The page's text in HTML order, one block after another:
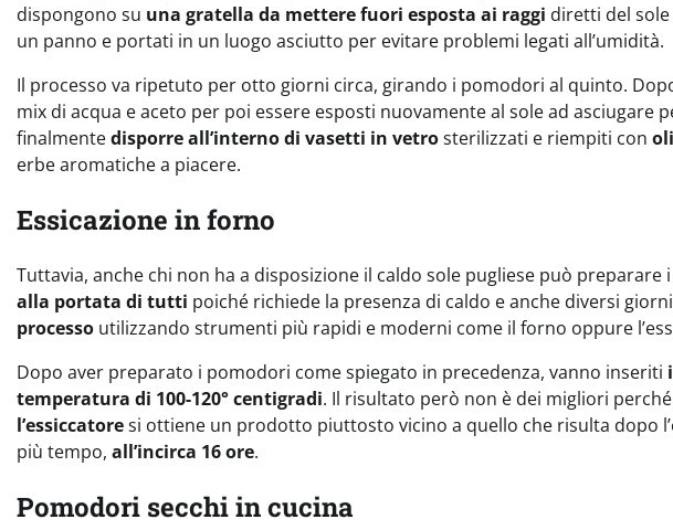
dispongono su una gratella da mettere fuori esposta ai raggi diretti del
un panno e portati in un luogo asciutto per evitare problemi legati all’umidità.
Il processo va ripetuto per otto giorni circa, girando i pomodori al quinto.
mix di acqua e aceto per poi essere esposti nuovamente al sole ad asciugare
finalmentedisporre all’interno di vasetti in vetrosterilizzati e riempiti con
erbe aromatiche a piacere.
Essicazione in forno
Tuttavia, anche chi non ha a disposizione il caldo sole pugliese può
alla portata di tutti poiché richiede la presenza di caldo e anche diversi
processo utilizzando strumenti più rapidi e moderni come il forno oppure
Dopo aver preparato i pomodori come spiegato in precedenza, vanno inseriti
temperatura di 100-120° centigradi. Il risultato però non è dei migliori
l’essiccatoresi ottiene un prodotto piuttosto vicino a quello che risulta dopo
più tempo, all’incirca 16 ore.
Pomodori secchi in cucina